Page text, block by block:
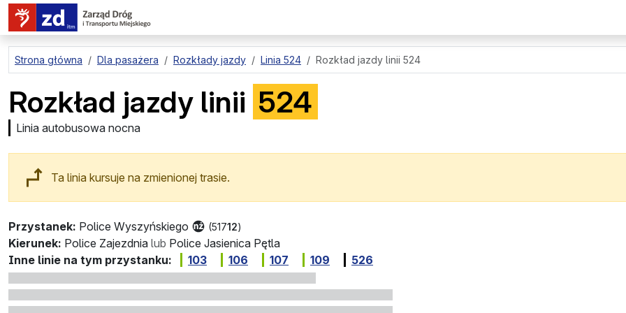
przejdź do treści strony
Strona główna Dla pasażera Rozkłady jazdy Linia 524 Rozkład jazdy linii 524
Rozkład jazdy linii 524
Linia autobusowa nocna
Ta linia kursuje na zmienionej trasie.
Przystanek: Police Wyszyńskiego (51712)
Kierunek: Police Zajezdnia lub Police Jasienica Pętla
Inne linie na tym przystanku:
103 106 107 109 526